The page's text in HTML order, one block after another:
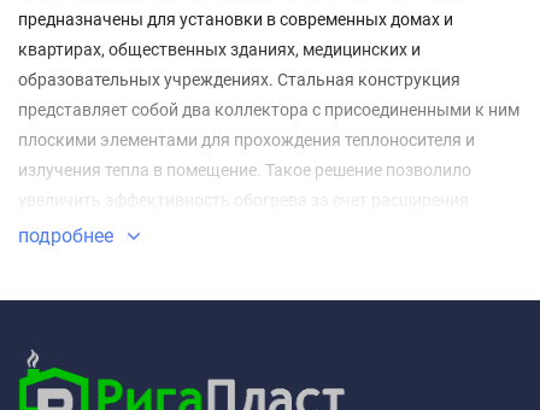
предназначены для установки в современных домах и
квартирах, общественных зданиях, медицинских и
образовательных учреждениях. Стальная конструкция
представляет собой два коллектора с присоединенными к ним
плоскими элементами для прохождения теплоносителя и
излучения тепла в помещение. Такое решение позволило
увеличить эффективность обогрева за счет расширения
площади рабочей поверхности.
подробнее